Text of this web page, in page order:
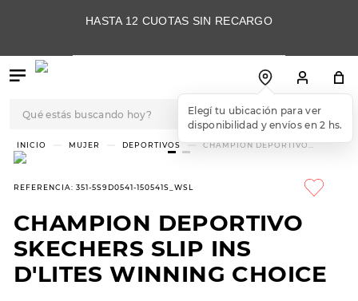
HASTA 12 CUOTAS SIN RECARGO
Elegí tu ubicación para ver
disponibilidad y envíos en 2 hs.
MUJER DEPORTIVOS
CHAMPION DEPORTIVO
REFERENCIA: 351-5S9D0541-150541S_WSL
CHAMPION DEPORTIVO
SKECHERS SLIP INS
D'LITES WINNING CHOICE
TÉRMINOS MÁS
BUSCADOS
1
3.
skechers slip-ins
4.
championes